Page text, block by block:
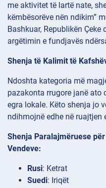
me aktivitet të lartë nate,
këmbësorëve nën ndikim”
Bashkuar, Republikën
argëtimin e fundjavës
Shenja të Kalimit të
Ndoshta kategoria më
pazakonta rrugore janë ato
egra lokale. Këto shenja jo
ndihmojnë edhe në ruajtjen
Shenja Paralajmëruese
Vendeve:
Rusi: Ketrat
Suedi: Iriqët